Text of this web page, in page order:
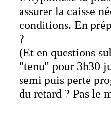
assurer la caisse
conditions. En
?
(Et en questions
"tenu" pour 3h30
semi puis perte
du retard ? Pas le